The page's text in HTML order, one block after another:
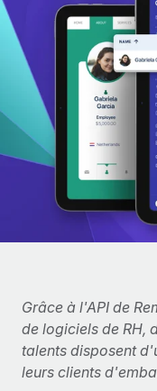
Gestion des
Intégrez et
PEO
Sous-traitez les
INFRASTRUCTURE
Intégration
Intégrez vos RH
Plateforme
Connectez
notre MCP
Intégrations
Comparer
Examinez notre
CROISSANCE
Start-ups
Des solutions
paie des
Entreprises
Développez
mesure
Les RH à
TRAVAILLONS
pays
Calculateur
Découvrez les
paiement pour
APPRENDRE AVEC
Études de cas
Checklists et
Descriptions de
Webinaires
Nederlands
Français
Deutsch
Español
Italiano
한국어
中文（简体）
Grâce à l'API de
de logiciels de RH,
talents disposent
leurs clients